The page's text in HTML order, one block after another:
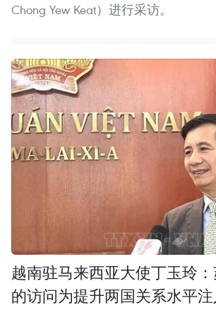
Chong Yew Keat）进行采访。
越南驻马来西亚大使丁玉玲
的访问为提升两国关系水平